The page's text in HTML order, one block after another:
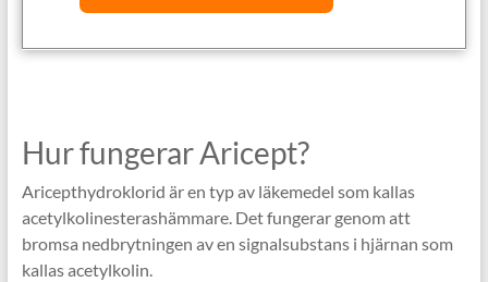
Hur fungerar Aricept?
Aricepthydroklorid är en typ av läkemedel som kallas
acetylkolinesterashämmare. Det fungerar genom att
bromsa nedbrytningen av en signalsubstans i hjärnan som
kallas acetylkolin.